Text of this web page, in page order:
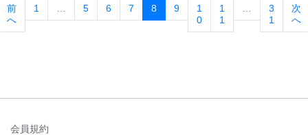
前
へ
1 5 6 7 8(current)
9
1
0
1
1
3
1
次
へ
会員規約